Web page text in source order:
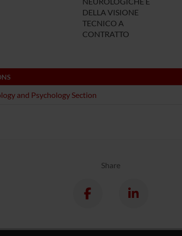
DELLA VISIONE
TECNICO A
CONTRATTO
and Psychology Section
Share